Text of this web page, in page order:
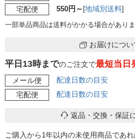
宅配便
550円～[地域別送料]
一部単品商品は送料がかかる場合がありま
お届けについ
平日13時までのご注文で最短当日
メール便
配達日数の目安
宅配便
配達日数の目安
返品・交換・保証
ご購入から1年以内の未使用商品であ